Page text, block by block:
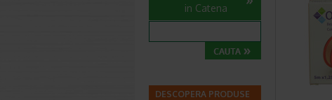
in Catena
DESCOPERA PRODUSE